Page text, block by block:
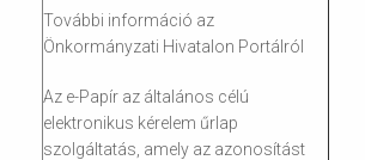
További információ az
Önkormányzati Hivatalon Portálról
Az e-Papír az általános célú
elektronikus kérelem űrlap
szolgáltatás, amely az azonosítást